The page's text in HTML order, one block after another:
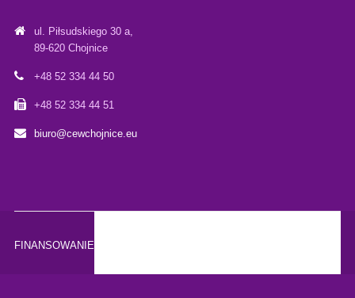
ul. Piłsudskiego 30 a,
89-620 Chojnice
+48 52 334 44 50
+48 52 334 44 51
biuro@cewchojnice.eu
FINANSOWANIE